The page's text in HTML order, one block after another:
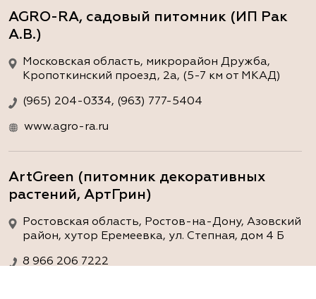
AGRO-RA, садовый питомник (ИП Рак
А.В.)
Московская область, микрорайон Дружба,
Кропоткинский проезд, 2а, (5-7 км от МКАД)
(965) 204-0334, (963) 777-5404
www.agro-ra.ru
ArtGreen (питомник декоративных
растений, АртГрин)
Ростовская область, Ростов-на-Дону, Азовский
район, хутор Еремеевка, ул. Степная, дом 4 Б
8 966 206 7222